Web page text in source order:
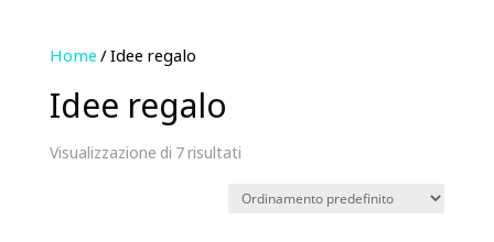
Home/ Idee regalo
Idee regalo
Visualizzazione di 7 risultati